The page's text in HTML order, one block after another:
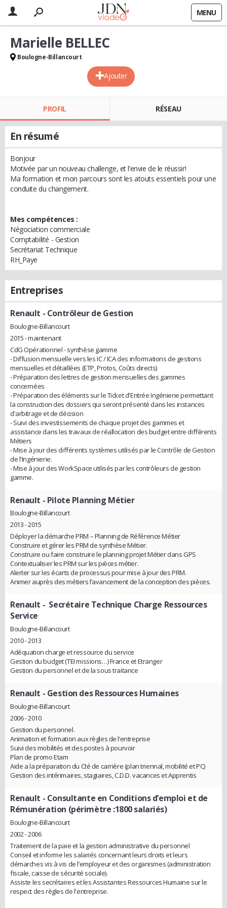
MENU
Ajouter
Marielle BELLEC
Boulogne-Billancourt
PROFIL RÉSEAU
En résumé
Bonjour
Motivée par un nouveau challenge, et l’envie de le réussir!
Ma formation et mon parcours sont les atouts essentiels pour une
conduite du changement.
Mes compétences :
Négociation commerciale
Comptabilité - Gestion
Secrétariat Technique
RH_Paye
Entreprises
Renault - Contrôleur de Gestion
Boulogne-Billancourt
2015 - maintenant
CdG Opérationnel - synthèse gamme
- Diffusion mensuelle vers les IC / ICA des informations de gestions
mensuelles et détaillées (ETP, Protos, Coûts directs)
- Préparation des lettres de gestion mensuelles des gammes
concernées
- Préparation des éléments sur le Ticket d'Entrée Ingénierie permettant
la construction des dossiers qui seront présenté dans les instances
d'arbitrage et de décision
- Suivi des investissements de chaque projet des gammes et
assistance dans les travaux de réallocation des budget entre différents
Métiers
- Mise à jour des différents systèmes utilisés par le Contrôle de Gestion
de l'Ingénierie.
- Mise à jour des WorkSpace utilisés par les contrôleurs de gestion
gamme.
Renault - Pilote Planning Métier
Boulogne-Billancourt
2013 - 2015
Déployer la démarche PRM – Planning de Référence Métier
Construire et gérer les PRM de synthèse Métier.
Construire ou faire construire le planning projet Métier dans GPS
Contextualiser les PRM sur les pièces métier.
Alerter sur les écarts de processus pour mise à jour des PRM.
Animer auprès des métiers l’avancement de la conception des pièces.
Renault - Secrétaire Technique Charge Ressources
Service
Boulogne-Billancourt
2010 - 2013
Adéquation charge et ressource du service
Gestion du budget (TEI missions…) France et Etranger
Gestion du personnel et de la sous traitance
Renault - Gestion des Ressources Humaines
Boulogne-Billancourt
2006 - 2010
Gestion du personnel.
Animation et formation aux règles de l’entreprise
Suivi des mobilités et des postes à pourvoir
Plan de promo Etam
Aide a la préparation du Cté de carrière (plan triennal, mobilité et PC)
Gestion des intérimaires, stagiaires, C.D.D. vacances et Apprentis
Renault - Consultante en Conditions d’emploi et de
Rémunération (périmètre :1800 salariés)
Boulogne-Billancourt
2002 - 2006
Traitement de la paie et la gestion administrative du personnel
Conseil et informe les salariés concernant leurs droits et leurs
démarches vis à vis de l’employeur et des organismes (administration
fiscale, caisse de sécurité sociale).
Assiste les secrétaires et les Assistantes Ressources Humaine sur le
respect des règles de l'entreprise.